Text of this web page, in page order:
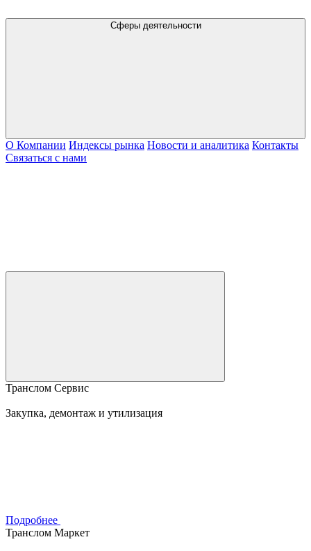
Сферы деятельности
О Компании Индексы рынка Новости и аналитика Контакты
Связаться с нами
Транслом Сервис
Закупка, демонтаж и утилизация
Подробнее
Транслом Маркет